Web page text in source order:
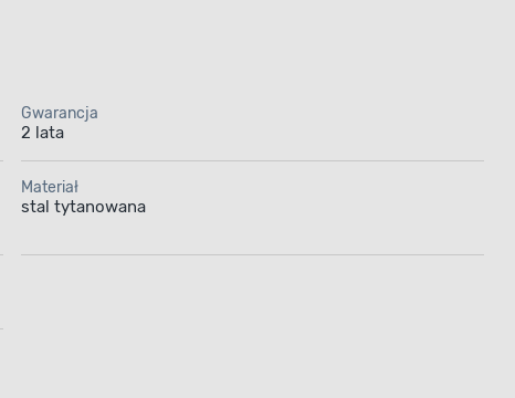
Gwarancja
2 lata
Materiał
stal tytanowana